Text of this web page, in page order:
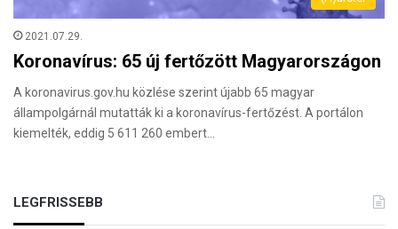
2021.07.29.
Koronavírus: 65 új fertőzött Magyarországon
A koronavirus.gov.hu közlése szerint újabb 65 magyar
állampolgárnál mutatták ki a koronavírus-fertőzést. A portálon
kiemelték, eddig 5 611 260 embert…
LEGFRISSEBB